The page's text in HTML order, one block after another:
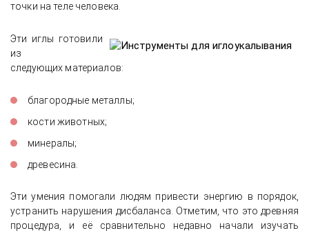
точки на теле человека.
Эти иглы готовили
из
следующих материалов:
благородные металлы;
кости животных;
минералы;
древесина.
Эти умения помогали людям привести энергию в порядок,
устранить нарушения дисбаланса. Отметим, что это древняя
процедура, и её сравнительно недавно начали изучать